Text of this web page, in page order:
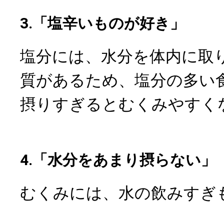
3.「塩辛いものが好き」
塩分には、水分を体内に取
質があるため、塩分の多い
摂りすぎるとむくみやすく
4.「水分をあまり摂らない」
むくみには、水の飲みすぎ